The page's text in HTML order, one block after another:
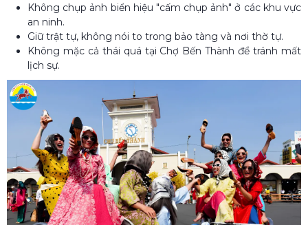
Không chụp ảnh biển hiệu "cấm chụp ảnh" ở các khu vực
an ninh.
Giữ trật tự, không nói to trong bảo tàng và nơi thờ tự.
Không mặc cả thái quá tại Chợ Bến Thành để tránh mất
lịch sự.